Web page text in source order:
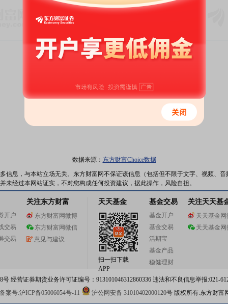
暂无数据
数据来源： 东方财富Choice数据
信息，与本站立场无关。东方财富网不保证该信息（包括但不限于文字、视频、
未经过本网站证实，不对您构成任何投资建议，据此操作，风险自担。
开户
交易
交易
关注东方财富
东方财富网微博
东方财富网微信
意见与建议
天天基金
扫一扫下载
APP
基金交易
基金开户
基金交易
活期宝
基金产品
稳健理财
关注天天基
天天基金网
天天基金网
经营证券期货业务许可证编号：913101046312860336 违法和不良信息举报:021-
案号:沪ICP备05006054号-11
沪公网安备 31010402000120号版权所有:东方财富